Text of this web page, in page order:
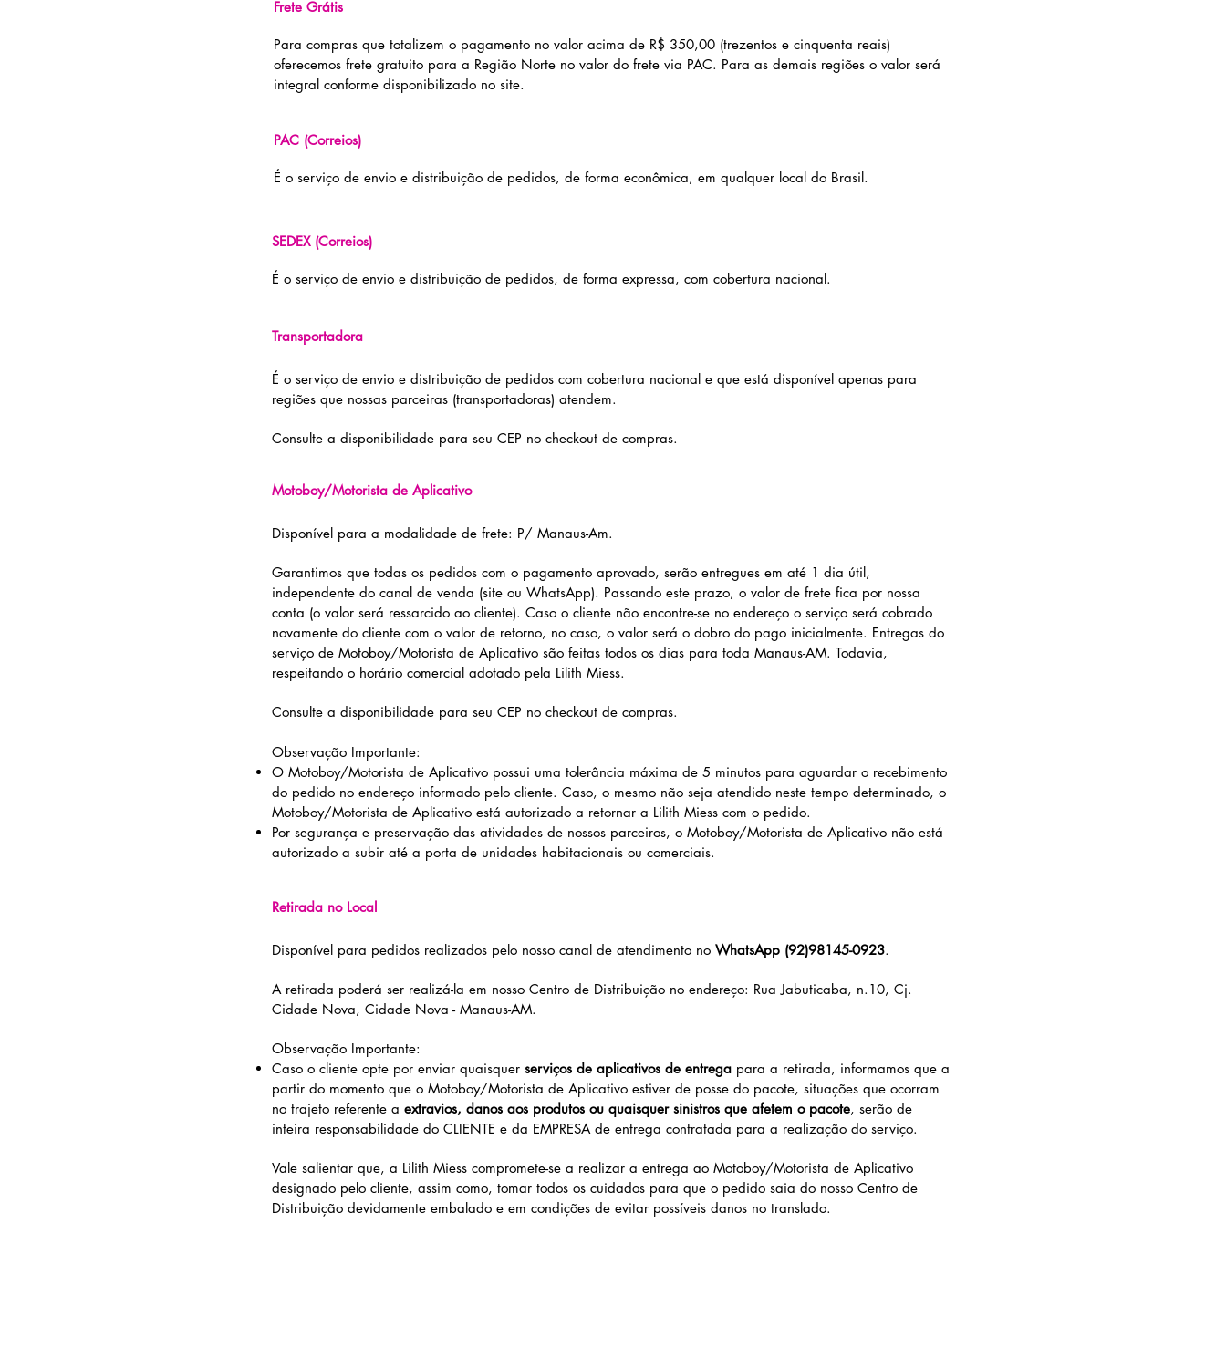
Frete Grátis
Para compras que totalizem o pagamento no valor acima de R$ 350,00 (trezentos e cinquenta reais)
oferecemos frete gratuito para a Região Norte no valor do frete via PAC. Para as demais regiões o valor será
integral conforme disponibilizado no site.
PAC (Correios)
É o serviço de envio e distribuição de pedidos, de forma econômica, em qualquer local do Brasil.
SEDEX (Correios)
É o serviço de envio e distribuição de pedidos, de forma expressa, com cobertura nacional.
Transportadora
É o serviço de envio e distribuição de pedidos com cobertura nacional e que está disponível apenas para
regiões que nossas parceiras (transportadoras) atendem.
Consulte a disponibilidade para seu CEP no checkout de compras.
Motoboy/Motorista de Aplicativo
Disponível para a modalidade de frete: P/ Manaus-Am.
Garantimos que todas os pedidos com o pagamento aprovado, serão entregues em até 1 dia útil,
independente do canal de venda (site ou WhatsApp). Passando este prazo, o valor de frete fica por nossa
conta (o valor será ressarcido ao cliente). Caso o cliente não encontre-se no endereço o serviço será cobrado
novamente do cliente com o valor de retorno, no caso, o valor será o dobro do pago inicialmente. Entregas do
serviço de Motoboy/Motorista de Aplicativo são feitas todos os dias para toda Manaus-AM. Todavia,
respeitando o horário comercial adotado pela Lilith Miess.
Consulte a disponibilidade para seu CEP no checkout de compras.
Observação Importante:
O Motoboy/Motorista de Aplicativo possui uma tolerância máxima de 5 minutos para aguardar o recebimento
do pedido no endereço informado pelo cliente. Caso, o mesmo não seja atendido neste tempo determinado, o
Motoboy/Motorista de Aplicativo está autorizado a retornar a Lilith Miess com o pedido.
Por segurança e preservação das atividades de nossos parceiros, o Motoboy/Motorista de Aplicativo não está
autorizado a subir até a porta de unidades habitacionais ou comerciais.
Retirada no Local
Disponível para pedidos realizados pelo nosso canal de atendimento no WhatsApp (92)98145-0923.
A retirada poderá ser realizá-la em nosso Centro de Distribuição no endereço: Rua Jabuticaba, n.10, Cj.
Cidade Nova, Cidade Nova - Manaus-AM.
Observação Importante:
Caso o cliente opte por enviar quaisquer serviços de aplicativos de entrega para a retirada, informamos que a
partir do momento que o Motoboy/Motorista de Aplicativo estiver de posse do pacote, situações que ocorram
no trajeto referente a extravios, danos aos produtos ou quaisquer sinistros que afetem o pacote, serão de
inteira responsabilidade do CLIENTE e da EMPRESA de entrega contratada para a realização do serviço.
Vale salientar que, a Lilith Miess compromete-se a realizar a entrega ao Motoboy/Motorista de Aplicativo
designado pelo cliente, assim como, tomar todos os cuidados para que o pedido saia do nosso Centro de
Distribuição devidamente embalado e em condições de evitar possíveis danos no translado.